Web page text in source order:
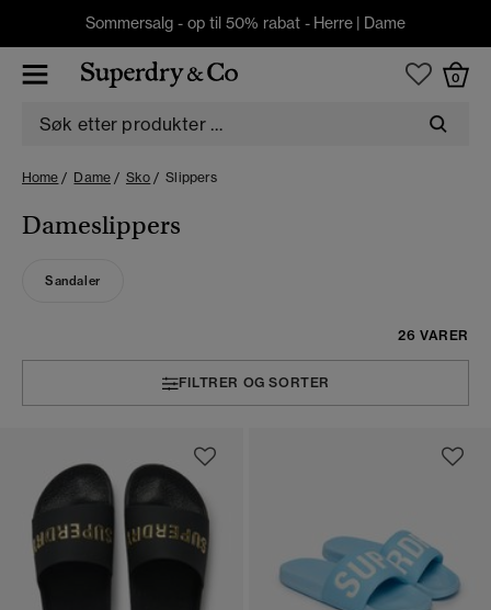
Sommersalg - op til 50% rabat - Herre | Dame
0
Home Dame Sko Slippers
Dameslippers
Sandaler
26 VARER
FILTRER OG SORTER